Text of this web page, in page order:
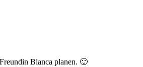
Bianca planen. 🙂